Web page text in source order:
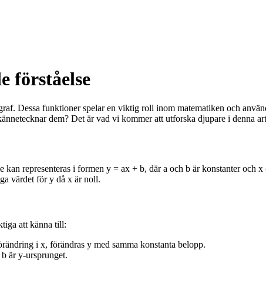
förståelse
Dessa funktioner spelar en viktig roll inom matematiken och
dem? Det är vad vi kommer att utforska djupare i denna
representeras i formen y = ax + b, där a och b är konstanter och
värdet för y då x är noll.
att känna till:
i x, förändras y med samma konstanta belopp.
är y-ursprunget.